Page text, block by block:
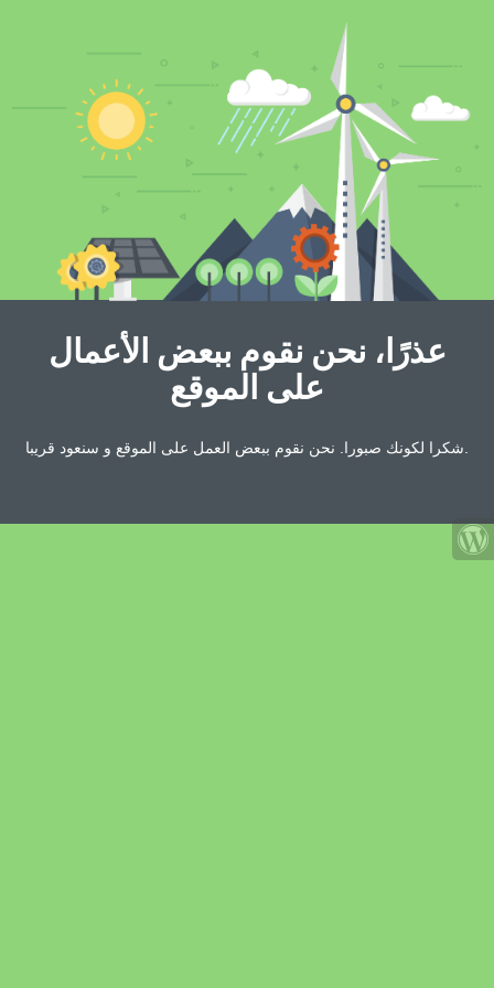
عذرًا، نحن نقوم ببعض الأعمال
على الموقع
شكرا لكونك صبورا. نحن نقوم ببعض العمل على الموقع و سنعود قريبا.